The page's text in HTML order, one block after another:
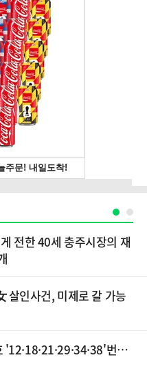
전한 40세 충주시장의 재
살인사건, 미제로 갈 가능
번…